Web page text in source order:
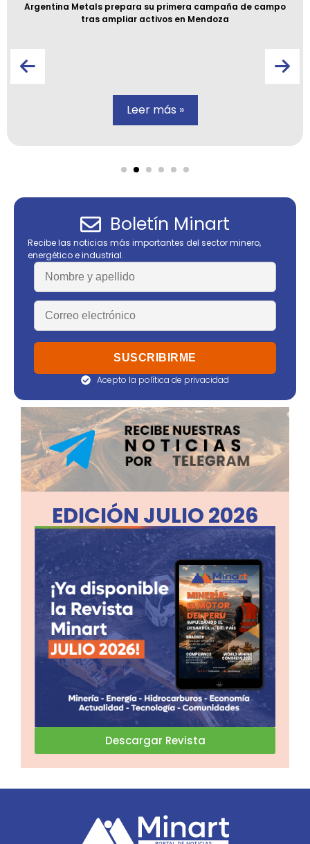
Argentina Metals prepara su primera campaña de campo
tras ampliar activos en Mendoza
Leer más »
Boletín Minart
Recibe las noticias más importantes del sector minero,
energético e industrial.
Acepto la política de privacidad
EDICIÓN JULIO 2026
Descargar Revista